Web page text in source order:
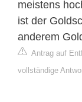
meistens
ist der
anderem
Antrag auf
vollständige